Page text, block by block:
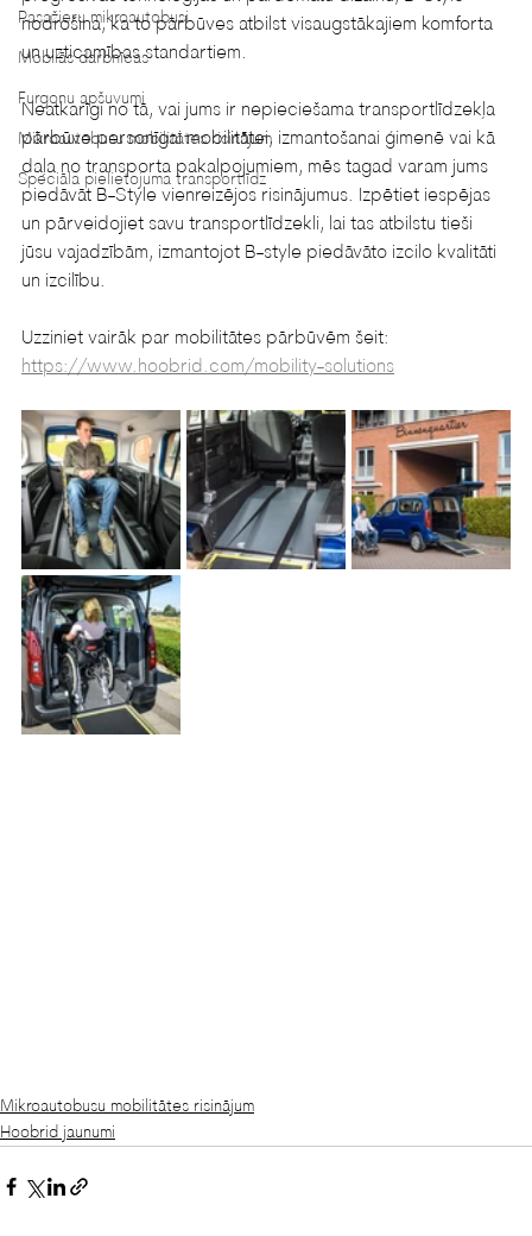
Pasažieru mikroautobusi
Mobilās darbnīcas
Furgonu apšuvumi
Mikroautobusu mobilitātes risinājum
Speciāla pielietojuma transportlīdz
nodrošina, ka to pārbūves atbilst visaugstākajiem komforta
un uzticamības standartiem.
Neatkarīgi no tā, vai jums ir nepieciešama transportlīdzekļa
pārbūve personīgai mobilitātei, izmantošanai ģimenē vai kā
daļa no transporta pakalpojumiem, mēs tagad varam jums
piedāvāt B-Style vienreizējos risinājumus. Izpētiet iespējas
un pārveidojiet savu transportlīdzekli, lai tas atbilstu tieši
jūsu vajadzībām, izmantojot B-style piedāvāto izcilo kvalitāti
un izcilību.
Uzziniet vairāk par mobilitātes pārbūvēm šeit:
https://www.hoobrid.com/mobility-solutions
Mikroautobusu mobilitātes risinājum
Hoobrid jaunumi